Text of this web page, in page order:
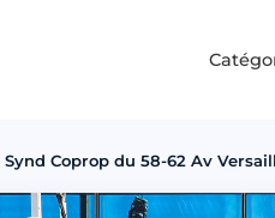
Synd Coprop du 58-62 Av